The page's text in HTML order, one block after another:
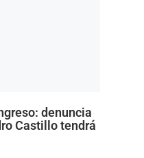
denuncia
Castillo tendrá